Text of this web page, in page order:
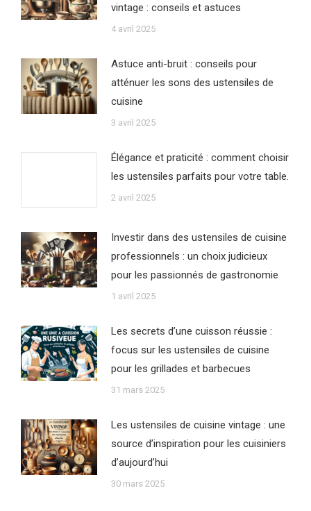
vintage : conseils et astuces
4 avril 2025
Astuce anti-bruit : conseils pour
atténuer les sons des ustensiles de
cuisine
3 avril 2025
Élégance et praticité : comment choisir
les ustensiles parfaits pour votre table.
2 avril 2025
Investir dans des ustensiles de cuisine
professionnels : un choix judicieux
pour les passionnés de gastronomie
1 avril 2025
Les secrets d’une cuisson réussie :
focus sur les ustensiles de cuisine
pour les grillades et barbecues
31 mars 2025
Les ustensiles de cuisine vintage : une
source d’inspiration pour les cuisiniers
d’aujourd’hui
30 mars 2025